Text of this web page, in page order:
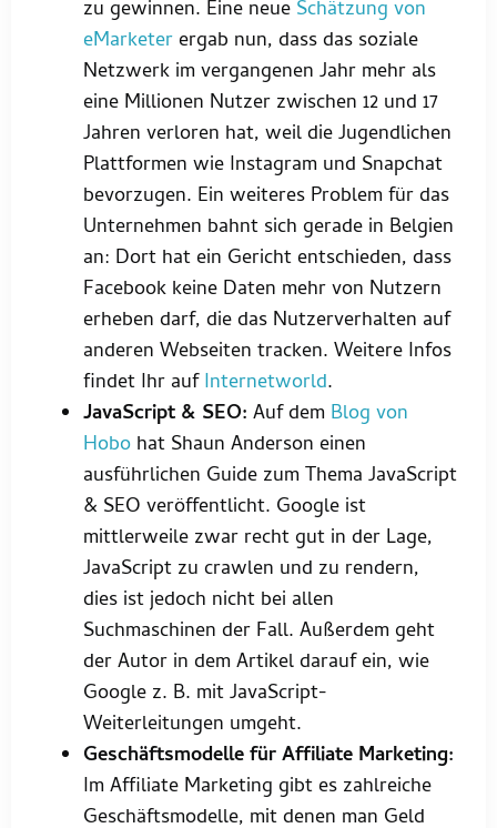
zu gewinnen. Eine neue Schätzung von
eMarketerergab nun, dass das soziale
Netzwerk im vergangenen Jahr mehr als
eine Millionen Nutzer zwischen 12 und 17
Jahren verloren hat, weil die Jugendlichen
Plattformen wie Instagram und Snapchat
bevorzugen. Ein weiteres Problem für das
Unternehmen bahnt sich gerade in Belgien
an: Dort hat ein Gericht entschieden, dass
Facebook keine Daten mehr von Nutzern
erheben darf, die das Nutzerverhalten auf
anderen Webseiten tracken. Weitere Infos
findet Ihr aufInternetworld.
JavaScript & SEO: Auf dem Blog von
Hobo hat Shaun Anderson einen
ausführlichen Guide zum Thema JavaScript
& SEO veröffentlicht. Google ist
mittlerweile zwar recht gut in der Lage,
JavaScript zu crawlen und zu rendern,
dies ist jedoch nicht bei allen
Suchmaschinen der Fall. Außerdem geht
der Autor in dem Artikel darauf ein, wie
Google z. B. mit JavaScript-
Weiterleitungen umgeht.
Geschäftsmodelle für Affiliate Marketing:
Im Affiliate Marketing gibt es zahlreiche
Geschäftsmodelle, mit denen man Geld